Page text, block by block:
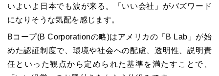
いよいよ日本でも波が来る。「いい会社」がバズワード
になりそうな気配を感じます。
Bコープ(B Corporationの略)はアメリカの「 B Lab 」が始
めた認証制度で、環境や社会への配慮、透明性、説明責
任といった観点から定められた基準を満たすことで、